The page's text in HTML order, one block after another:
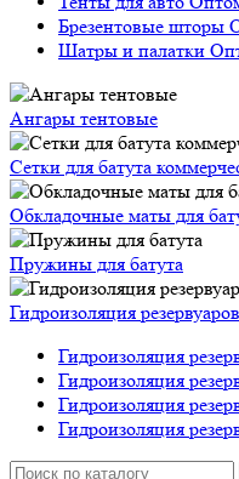
Брезентовые шторы
Шатры и палатки
Ангары тентовые
Сетки для батута
Обкладочные маты для
Пружины для батута
Гидроизоляция резервуаров
Гидроизоляция
Гидроизоляция
Гидроизоляция
Гидроизоляция